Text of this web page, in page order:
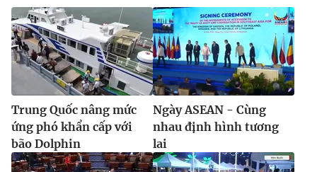
Trung Quốc nâng mức
ứng phó khẩn cấp với
bão Dolphin
Ngày ASEAN - Cùng
nhau định hình tương
lai